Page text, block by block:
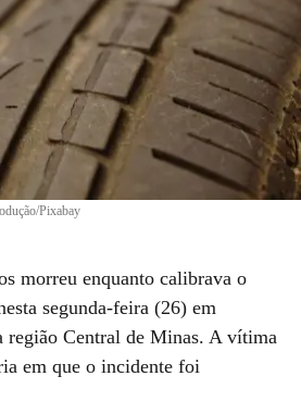
Pixabay
morreu enquanto calibrava o
segunda-feira (26) em
região Central de Minas. A vítima
em que o incidente foi